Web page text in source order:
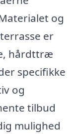
og
er
hårdttræ
specifikke
og
tilbud
mulighed